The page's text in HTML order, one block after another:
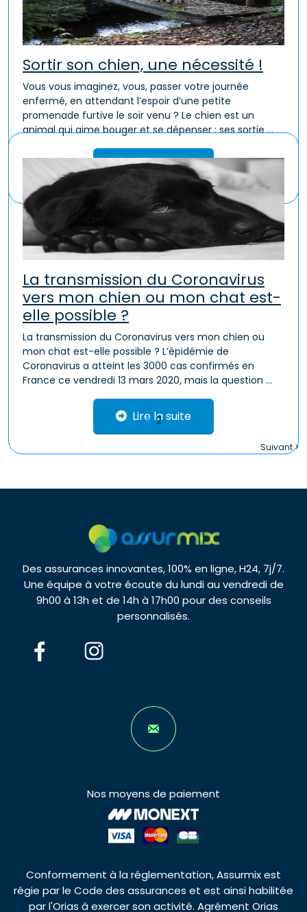
Sortir son chien, une nécessité !
Vous vous imaginez, vous, passer votre journée
enfermé, en attendant l’espoir d’une petite
promenade furtive le soir venu ? Le chien est un
animal qui aime bouger et se dépenser : ses sortie ...
Lire la suite
La transmission du Coronavirus
vers mon chien ou mon chat est-
elle possible ?
La transmission du Coronavirus vers mon chien ou
mon chat est-elle possible ? L’épidémie de
Coronavirus a atteint les 3000 cas confirmés en
France ce vendredi 13 mars 2020, mais la question ...
Lire la suite
1 2
Suivant >
Des assurances innovantes, 100% en ligne, H24, 7j/7.
Une équipe à votre écoute du lundi au vendredi de
9h00 à 13h et de 14h à 17h00 pour des conseils
personnalisés.
Nos moyens de paiement
Conformement à la réglementation, Assurmix est
régie par le Code des assurances et est ainsi habilitée
par l'Orias à exercer son activité. Agrément Orias